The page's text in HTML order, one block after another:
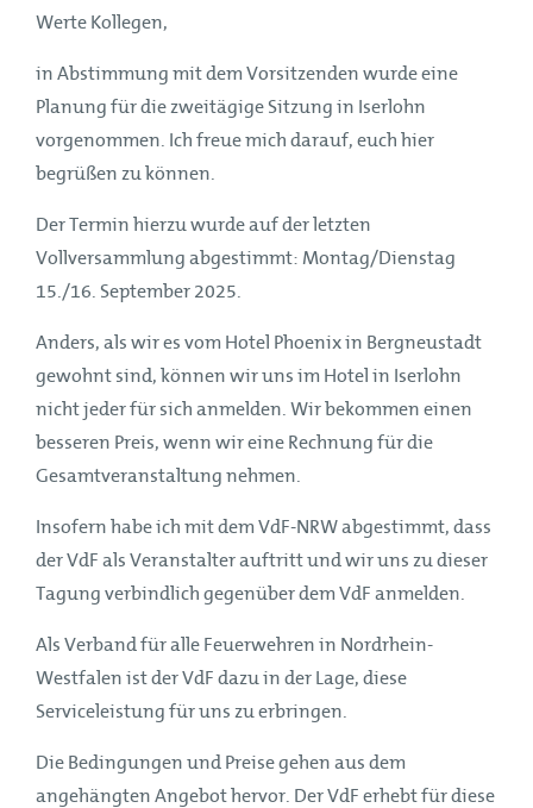
Werte Kollegen,
in Abstimmung mit dem Vorsitzenden wurde eine
Planung für die zweitägige Sitzung in Iserlohn
vorgenommen. Ich freue mich darauf, euch hier
begrüßen zu können.
Der Termin hierzu wurde auf der letzten
Vollversammlung abgestimmt: Montag/Dienstag
15./16. September 2025.
Anders, als wir es vom Hotel Phoenix in Bergneustadt
gewohnt sind, können wir uns im Hotel in Iserlohn
nicht jeder für sich anmelden. Wir bekommen einen
besseren Preis, wenn wir eine Rechnung für die
Gesamtveranstaltung nehmen.
Insofern habe ich mit dem VdF-NRW abgestimmt, dass
der VdF als Veranstalter auftritt und wir uns zu dieser
Tagung verbindlich gegenüber dem VdF anmelden.
Als Verband für alle Feuerwehren in Nordrhein-
Westfalen ist der VdF dazu in der Lage, diese
Serviceleistung für uns zu erbringen.
Die Bedingungen und Preise gehen aus dem
angehängten Angebot hervor. Der VdF erhebt für diese